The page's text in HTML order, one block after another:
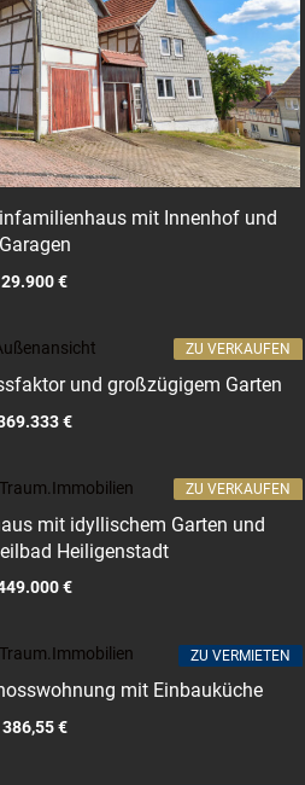
mit Innenhof und
Garagen
29.900 €
und großzügigem Garten
€
ZU VERKAUFEN
mit idyllischem Garten und
Heiligenstadt
€
ZU VERKAUFEN
mit Einbauküche
386,55 €
ZU VERMIETEN